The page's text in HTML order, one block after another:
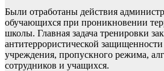
Были отработаны действия
обучающихся при проникновении
школы. Главная задача тренировки
антитеррористической защищенности
учреждения, пропускного режима,
сотрудников и учащихся.